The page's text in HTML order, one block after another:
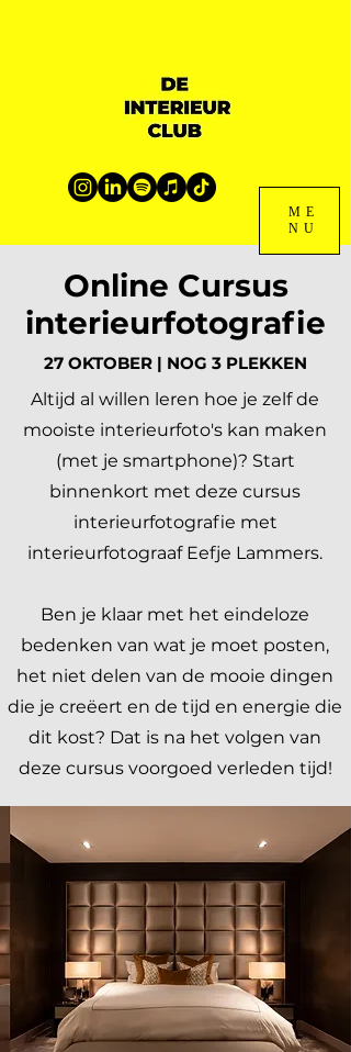
ME
NU
Online Cursus
interieurfotografie
27 OKTOBER | NOG 3 PLEKKEN
Altijd al willen leren hoe je zelf de
mooiste interieurfoto's kan maken
(met je smartphone)? Start
binnenkort met deze cursus
interieurfotografie met
interieurfotograaf Eefje Lammers.
Ben je klaar met het eindeloze
bedenken van wat je moet posten,
het niet delen van de mooie dingen
die je creëert en de tijd en energie die
dit kost? Dat is na het volgen van
deze cursus voorgoed verleden tijd!